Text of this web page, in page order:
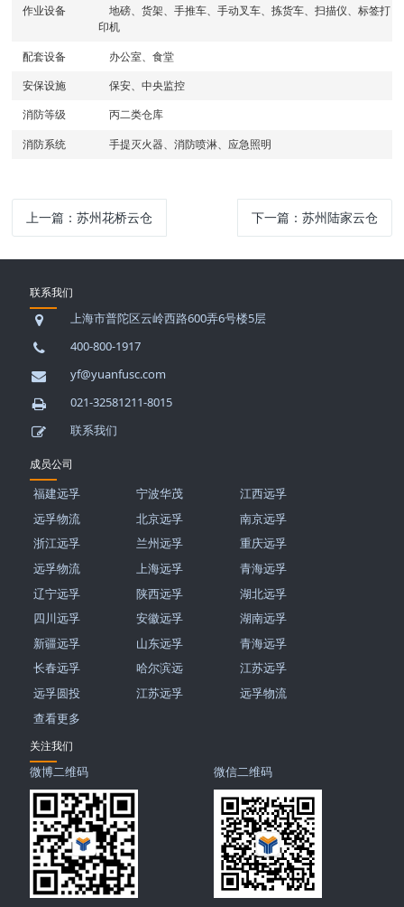
作业设备
地磅、货架、手推车、手动叉车、拣货车、扫描仪、标签打
印机
配套设备
办公室、食堂
安保设施
保安、中央监控
消防等级
丙二类仓库
消防系统
手提灭火器、消防喷淋、应急照明
上一篇：苏州花桥云仓 下一篇： 苏州陆家云仓
联系我们
上海市普陀区云岭西路600弄6号楼5层
400-800-1917
yf@yuanfusc.com
021-32581211-8015
联系我们
成员公司
福建远孚 宁波华茂
江西远孚
远孚物流
北京远孚
南京远孚
浙江远孚
兰州远孚
重庆远孚
远孚物流
上海远孚
青海远孚
辽宁远孚
陕西远孚
湖北远孚
四川远孚
安徽远孚
湖南远孚
新疆远孚
山东远孚
青海远孚
长春远孚
哈尔滨远
江苏远孚
远孚圆投
江苏远孚
远孚物流
查看更多
关注我们
微博二维码 微信二维码